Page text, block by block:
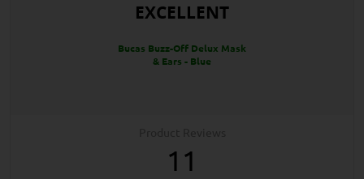
EXCELLENT
Bucas Buzz-Off Delux Mask
& Ears - Blue
11